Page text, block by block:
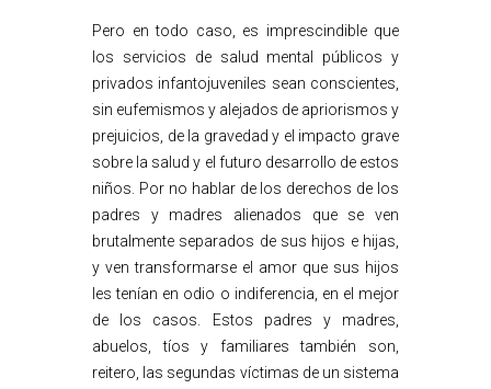
Pero en todo caso, es imprescindible que
los servicios de salud mental públicos y
privados infantojuveniles sean conscientes,
sin eufemismos y alejados de apriorismos y
prejuicios, de la gravedad y el impacto grave
sobre la salud y el futuro desarrollo de estos
niños. Por no hablar de los derechos de los
padres y madres alienados que se ven
brutalmente separados de sus hijos e hijas,
y ven transformarse el amor que sus hijos
les tenían en odio o indiferencia, en el mejor
de los casos. Estos padres y madres,
abuelos, tíos y familiares también son,
reitero, las segundas víctimas de un sistema